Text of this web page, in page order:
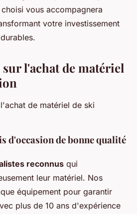
vous accompagnera
votre investissement
l'achat de matériel
d'occasion de bonne qualité
reconnus qui
leur matériel. Nos
équipement pour garantir
plus de 10 ans d'expérience